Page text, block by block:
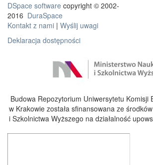
DSpace software copyright © 2002-
2016 DuraSpace
Kontakt z nami | Wyślij uwagi
Deklaracja dostępności
Budowa Repozytorium Uniwersytetu Komisji
w Krakowie została sfinansowana ze
i Szkolnictwa Wyższego na działalność